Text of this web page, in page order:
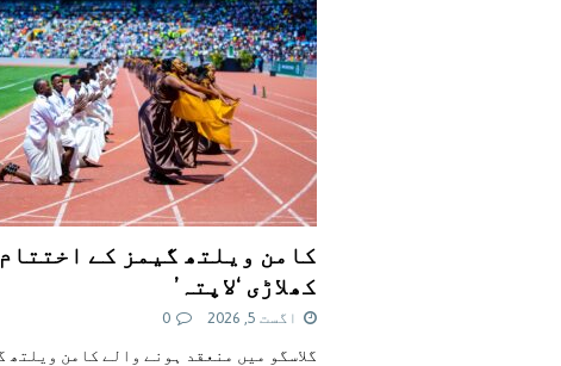
کامن ویلتھ گیمز کے اختتام
کھلاڑی ‘لاپتہ’
اگست 5, 2026 0
گلاسگو میں منعقد ہونے والے کامن ویلتھ